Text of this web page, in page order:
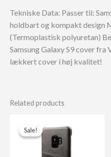
Tekniske Data: Passer til:
holdbart og kompakt design
(Termoplastisk polyuretan)
Samsung Galaxy S9 cover
lækkert cover i høj kvalitet!
Related products
Sale!
Sale!